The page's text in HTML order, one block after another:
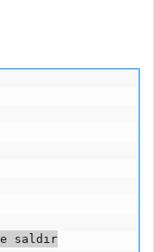
saldır